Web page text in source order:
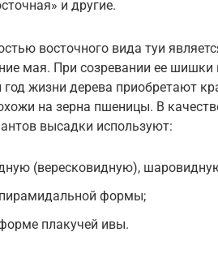
и другие.
восточного вида туи
мая. При созревании ее
год жизни дерева приобретают
на зерна пшеницы. В
высадки используют:
(вересковидную),
пирамидальной формы;
плакучей ивы.